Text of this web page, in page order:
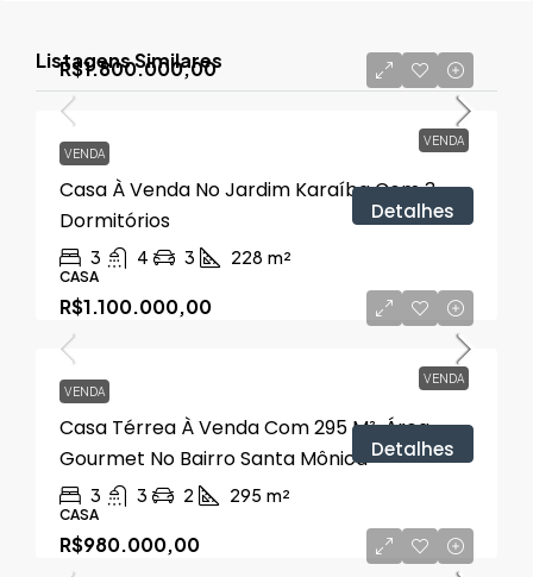
Listagens Similares
VENDA
R$1.800.000,00
VENDA
Casa À Venda No Jardim Karaíba Com 3
Dormitórios
3 4 3 228 m²
CASA
Detalhes
VENDA
R$1.100.000,00
VENDA
Casa Térrea À Venda Com 295 M², Área
Gourmet No Bairro Santa Mônica
3 3 2 295 m²
CASA
Detalhes
R$980.000,00